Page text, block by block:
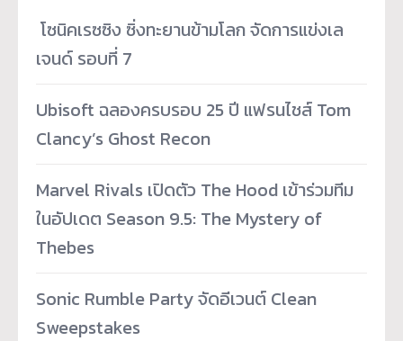
­ โซนิคเรซซิง ซิ่งทะยานข้ามโลก จัดการแข่งเล
เจนด์ รอบที่ 7
Ubisoft ฉลองครบรอบ 25 ปี แฟรนไชส์ Tom
Clancy’s Ghost Recon
Marvel Rivals เปิดตัว The Hood เข้าร่วมทีม
ในอัปเดต Season 9.5: The Mystery of
Thebes
Sonic Rumble Party จัดอีเวนต์ Clean
Sweepstakes